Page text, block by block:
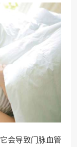
会导致门脉血管